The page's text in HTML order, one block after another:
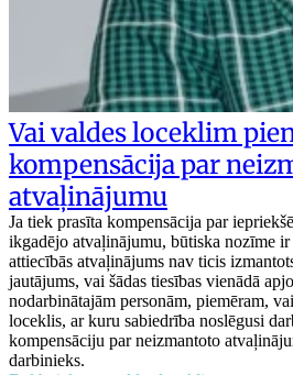
Vai valdes loceklim
kompensācija par
atvaļinājumu
Ja tiek prasīta kompensācija par
ikgadējo atvaļinājumu, būtiska nozīme ir
attiecībās atvaļinājums nav ticis
jautājums, vai šādas tiesības vienādā
nodarbinātajām personām, piemēram,
loceklis, ar kuru sabiedrība noslēgusi
kompensāciju par neizmantoto
darbinieks.